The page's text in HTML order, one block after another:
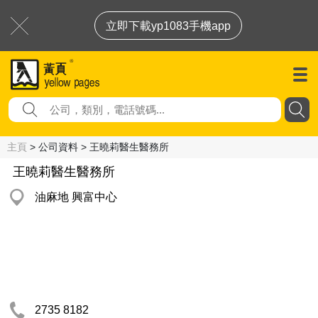
立即下載yp1083手機app
主頁 > 公司資料 > 王曉莉醫生醫務所
王曉莉醫生醫務所
油麻地 興富中心
2735 8182